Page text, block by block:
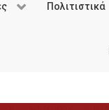
Πολιτιστικά